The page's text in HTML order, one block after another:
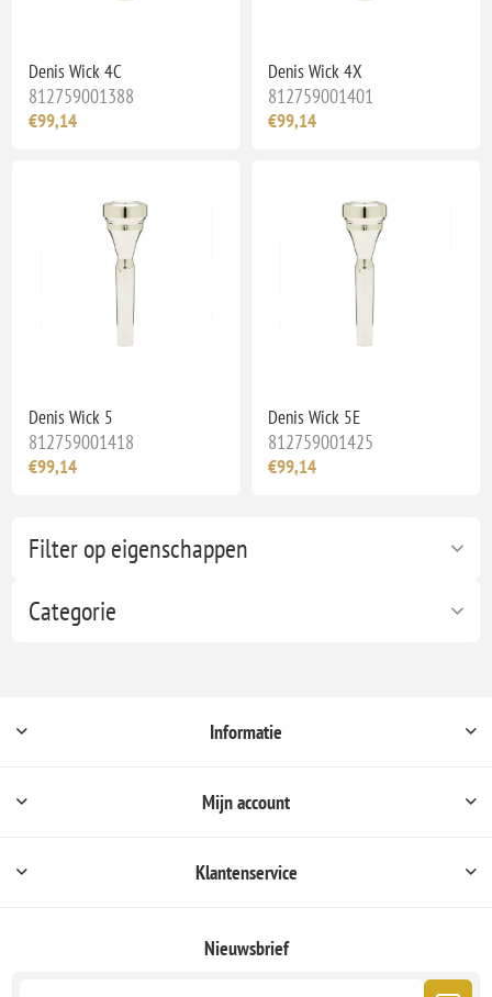
Filter op eigenschappen
Categorie
Denis Wick 4C
812759001388
€99,14
Denis Wick 4X
812759001401
€99,14
Denis Wick 5
812759001418
€99,14
Denis Wick 5E
812759001425
€99,14
Informatie
Mijn account
Klantenservice
Nieuwsbrief